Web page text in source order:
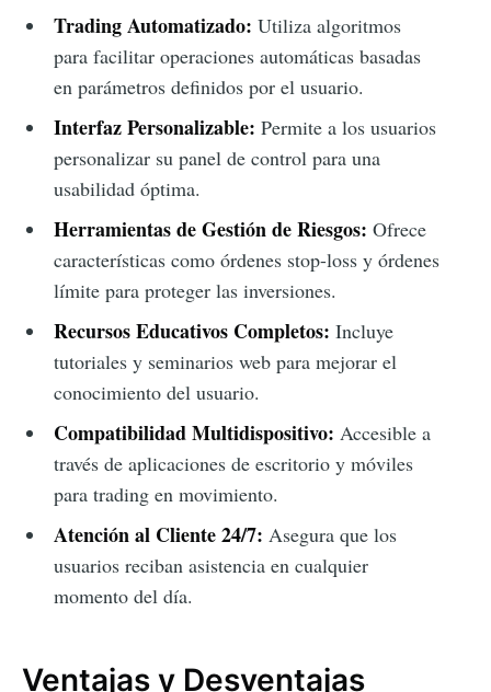
Trading Automatizado: Utiliza algoritmos
para facilitar operaciones automáticas basadas
en parámetros definidos por el usuario.
Interfaz Personalizable: Permite a los usuarios
personalizar su panel de control para una
usabilidad óptima.
Herramientas de Gestión de Riesgos: Ofrece
características como órdenes stop-loss y órdenes
límite para proteger las inversiones.
Recursos Educativos Completos: Incluye
tutoriales y seminarios web para mejorar el
conocimiento del usuario.
Compatibilidad Multidispositivo: Accesible a
través de aplicaciones de escritorio y móviles
para trading en movimiento.
Atención al Cliente 24/7: Asegura que los
usuarios reciban asistencia en cualquier
momento del día.
Ventajas y Desventajas